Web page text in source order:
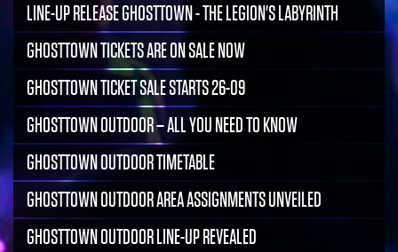
LINE-UP RELEASE GHOSTTOWN - THE LEGION'S LABYRINTH
GHOSTTOWN TICKETS ARE ON SALE NOW
GHOSTTOWN TICKET SALE STARTS 26-09
GHOSTTOWN OUTDOOR – ALL YOU NEED TO KNOW
GHOSTTOWN OUTDOOR TIMETABLE
GHOSTTOWN OUTDOOR AREA ASSIGNMENTS UNVEILED
GHOSTTOWN OUTDOOR LINE-UP REVEALED